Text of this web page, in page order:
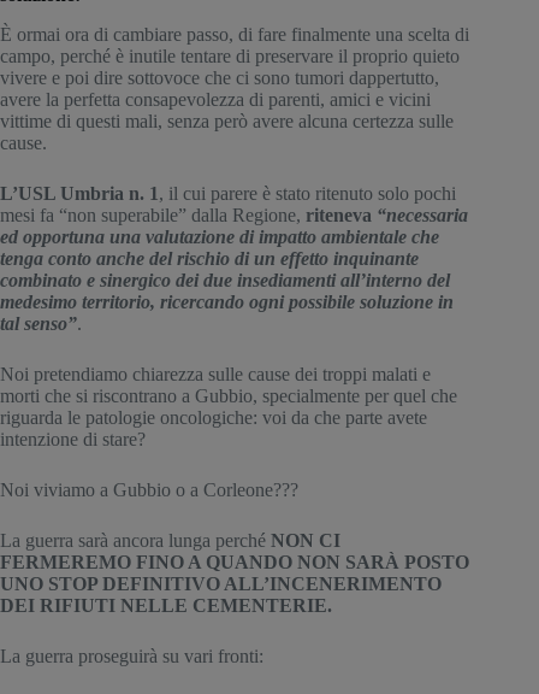
È ormai ora di cambiare passo, di fare finalmente una scelta di
campo, perché è inutile tentare di preservare il proprio quieto
vivere e poi dire sottovoce che ci sono tumori dappertutto,
avere la perfetta consapevolezza di parenti, amici e vicini
vittime di questi mali, senza però avere alcuna certezza sulle
cause.
L’USL Umbria n. 1, il cui parere è stato ritenuto solo pochi
mesi fa “non superabile” dalla Regione, riteneva “necessaria
ed opportuna una valutazione di impatto ambientale che
tenga conto anche del rischio di un effetto inquinante
combinato e sinergico dei due insediamenti all’interno del
medesimo territorio, ricercando ogni possibile soluzione in
tal senso”.
Noi pretendiamo chiarezza sulle cause dei troppi malati e
morti che si riscontrano a Gubbio, specialmente per quel che
riguarda le patologie oncologiche: voi da che parte avete
intenzione di stare?
Noi viviamo a Gubbio o a Corleone???
La guerra sarà ancora lunga perché NON CI
FERMEREMO FINO A QUANDO NON SARÀ POSTO
UNO STOP DEFINITIVO ALL’INCENERIMENTO
DEI RIFIUTI NELLE CEMENTERIE.
La guerra proseguirà su vari fronti: